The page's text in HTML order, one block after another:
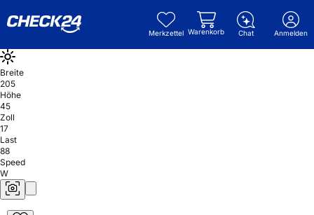
Merkzettel Warenkorb Chat Anmelden
Breite
205
Höhe
45
Zoll
17
Last
88
Speed
W